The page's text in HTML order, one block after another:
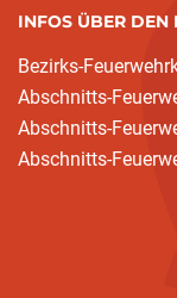
INFOS ÜBER DEN
Bezirks-
Abschnitts-
Abschnitts-
Abschnitts-